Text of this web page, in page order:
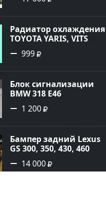
Радиатор охлаждения
TOYOTA YARIS, VITS
SCP10, 1SZF, 5264720
Краснодар
999
Блок сигнализации
BMW 318 E46
Краснодар
1 200
Бампер задний Lexus
GS 300, 350, 430, 460
Краснодар
14 000